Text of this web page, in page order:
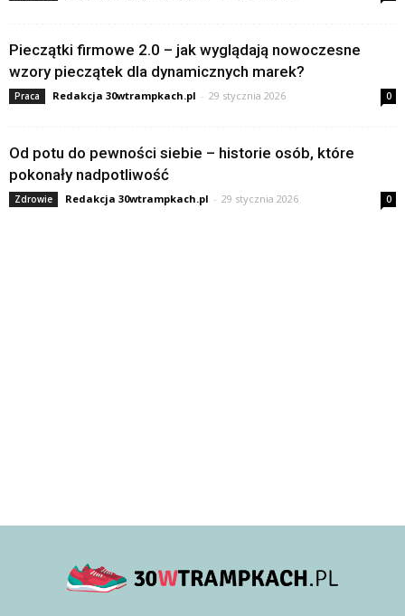
Pieczątki firmowe 2.0 – jak wyglądają nowoczesne
wzory pieczątek dla dynamicznych marek?
Praca Redakcja 30wtrampkach.pl - 29 stycznia 2026 0
Od potu do pewności siebie – historie osób, które
pokonały nadpotliwość
Zdrowie Redakcja 30wtrampkach.pl - 29 stycznia 2026 0